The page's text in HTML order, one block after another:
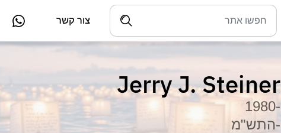
צור קשר
Jerry J. Steiner
-1980
-התש"מ